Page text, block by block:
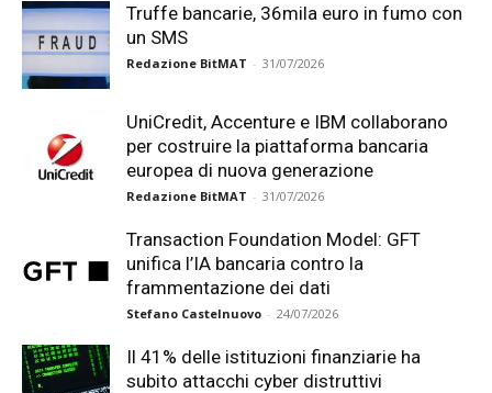
Truffe bancarie, 36mila euro in fumo con
un SMS
Redazione BitMAT - 31/07/2026
UniCredit, Accenture e IBM collaborano
per costruire la piattaforma bancaria
europea di nuova generazione
Redazione BitMAT - 31/07/2026
Transaction Foundation Model: GFT
unifica l’IA bancaria contro la
frammentazione dei dati
Stefano Castelnuovo - 24/07/2026
Il 41% delle istituzioni finanziarie ha
subito attacchi cyber distruttivi